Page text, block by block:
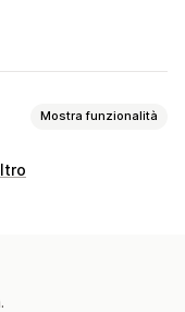
Mostra funzionalità